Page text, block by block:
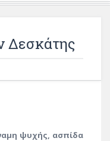
Δεσκάτης
ψυχής, ασπίδα